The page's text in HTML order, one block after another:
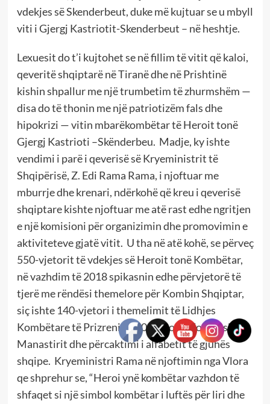
vdekjes së Skenderbeut, duke më kujtuar se u mbyll
viti i Gjergj Kastriotit-Skenderbeut – në heshtje.
Lexuesit do t’i kujtohet se në fillim të vitit që kaloi,
qeveritë shqiptarë në Tiranë dhe në Prishtinë
kishin shpallur me një trumbetim të zhurmshëm —
disa do të thonin me një patriotizëm fals dhe
hipokrizi — vitin mbarëkombëtar të Heroit tonë
Gjergj Kastrioti –Skënderbeu. Madje, ky ishte
vendimi i parë i qeverisë së Kryeministrit të
Shqipërisë, Z. Edi Rama Rama, i njoftuar me
mburrje dhe krenari, ndërkohë që kreu i qeverisë
shqiptare kishte njoftuar me atë rast edhe ngritjen
e një komisioni për organizimin dhe promovimin e
aktiviteteve gjatë vitit. U tha në atë kohë, se përveç
550-vjetorit të vdekjes së Heroit tonë Kombëtar,
në vazhdim të 2018 spikasnin edhe përvjetorë të
tjerë me rëndësi themelore për Kombin Shqiptar,
siç ishte 140-vjetori i themelimit të Lidhjes
Kombëtare të Prizrenit, 110-vjetori i Kongresit të
Manastirit dhe përcaktimi i alfabetit të gjuhës
shqipe. Kryeministri Rama në njoftimin nga Vlora
qe shprehur se, “Heroi ynë kombëtar vazhdon të
shfaqet si një simbol kombëtar i luftës për liri dhe